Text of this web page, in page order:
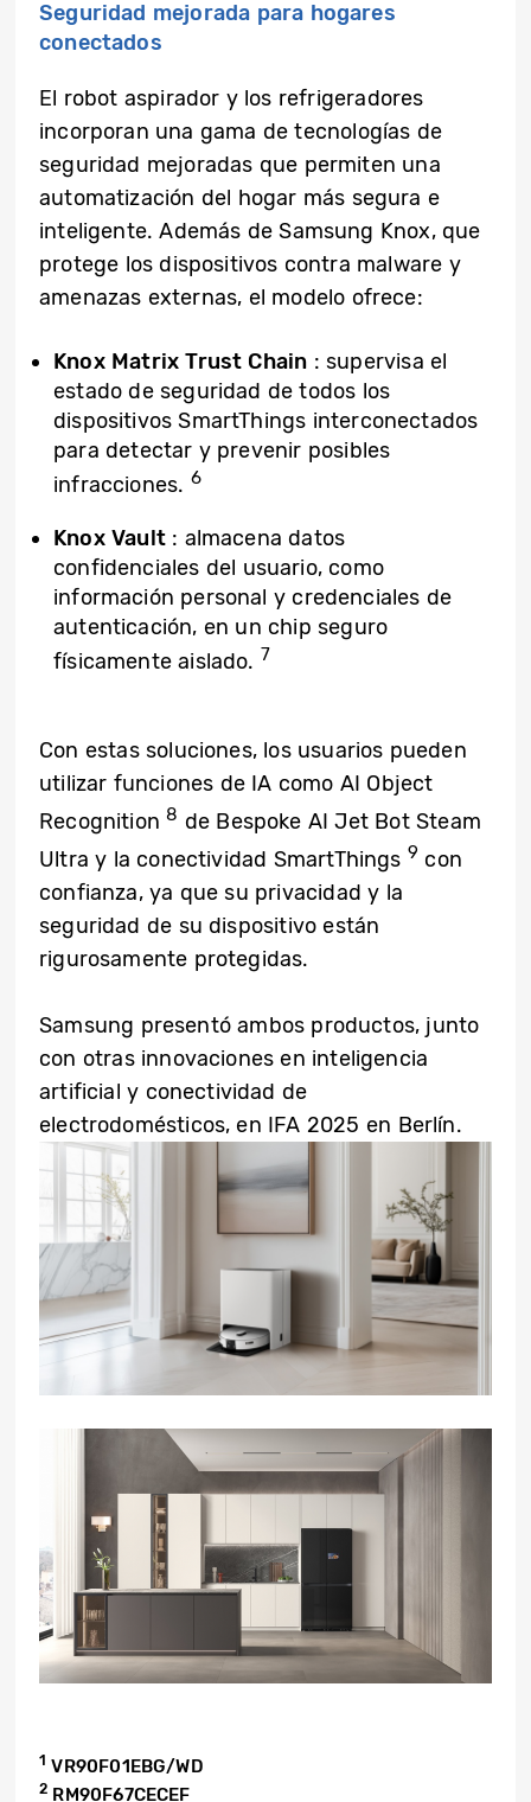
Seguridad mejorada para hogares
conectados
El robot aspirador y los refrigeradores
incorporan una gama de tecnologías de
seguridad mejoradas que permiten una
automatización del hogar más segura e
inteligente. Además de Samsung Knox, que
protege los dispositivos contra malware y
amenazas externas, el modelo ofrece:
Knox Matrix Trust Chain : supervisa el
estado de seguridad de todos los
dispositivos SmartThings interconectados
para detectar y prevenir posibles
infracciones. 6
Knox Vault : almacena datos
confidenciales del usuario, como
información personal y credenciales de
autenticación, en un chip seguro
físicamente aislado. 7
Con estas soluciones, los usuarios pueden
utilizar funciones de IA como AI Object
Recognition 8 de Bespoke AI Jet Bot Steam
Ultra y la conectividad SmartThings 9 con
confianza, ya que su privacidad y la
seguridad de su dispositivo están
rigurosamente protegidas.
Samsung presentó ambos productos, junto
con otras innovaciones en inteligencia
artificial y conectividad de
electrodomésticos, en IFA 2025 en Berlín.
1 VR90F01EBG/WD
2 RM90F67CECEF